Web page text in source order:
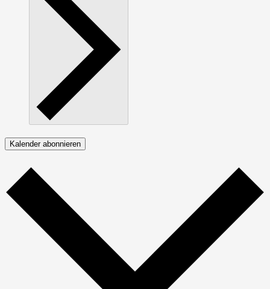
Kalender abonnieren